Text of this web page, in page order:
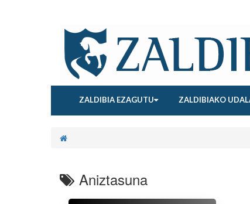
ZALDIBIA EZAGUTU ZALDIBIAKO
Aniztasuna